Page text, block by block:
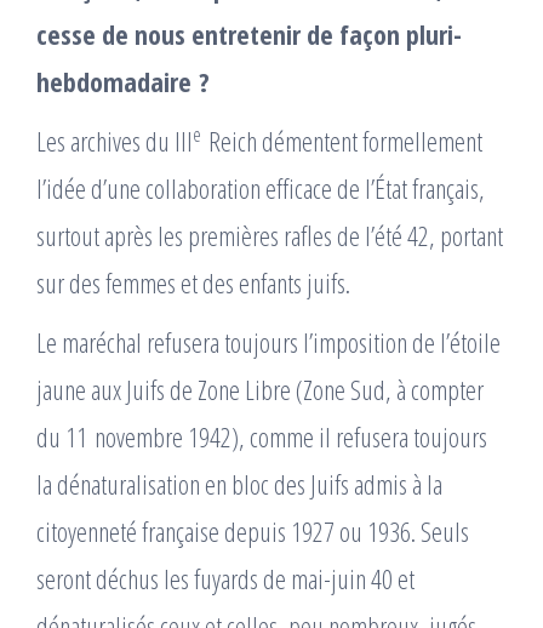
cesse de nous entretenir de façon pluri-
hebdomadaire ?
Les archives du IIIe Reich démentent formellement
l’idée d’une collaboration efficace de l’État français,
surtout après les premières rafles de l’été 42, portant
sur des femmes et des enfants juifs.
Le maréchal refusera toujours l’imposition de l’étoile
jaune aux Juifs de Zone Libre (Zone Sud, à compter
du 11 novembre 1942), comme il refusera toujours
la dénaturalisation en bloc des Juifs admis à la
citoyenneté française depuis 1927 ou 1936. Seuls
seront déchus les fuyards de mai-juin 40 et